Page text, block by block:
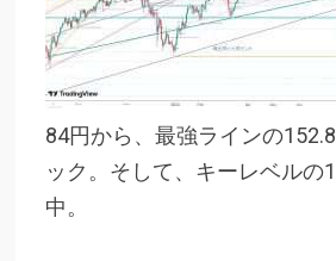
84円から、最強ラインの
ック。そして、キーレベルの
中。